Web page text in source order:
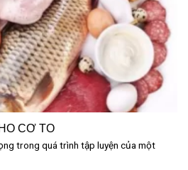
CƠ TO
trong quá trình tập luyện của một